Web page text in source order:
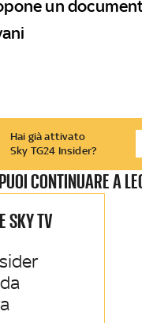
un
Hai già attivato
Sky TG24 Insider?
PUOI CONTINUARE A
SKY TV